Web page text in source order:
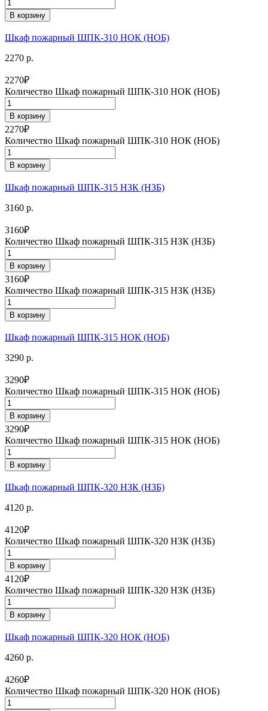
В корзину
Шкаф пожарный ШПК-310 НОК (НОБ)
2270 р.
2270₽
Количество Шкаф пожарный ШПК-310 НОК (НОБ)
В корзину
2270₽
Количество Шкаф пожарный ШПК-310 НОК (НОБ)
В корзину
Шкаф пожарный ШПК-315 НЗК (НЗБ)
3160 р.
3160₽
Количество Шкаф пожарный ШПК-315 НЗК (НЗБ)
В корзину
3160₽
Количество Шкаф пожарный ШПК-315 НЗК (НЗБ)
В корзину
Шкаф пожарный ШПК-315 НОК (НОБ)
3290 р.
3290₽
Количество Шкаф пожарный ШПК-315 НОК (НОБ)
В корзину
3290₽
Количество Шкаф пожарный ШПК-315 НОК (НОБ)
В корзину
Шкаф пожарный ШПК-320 НЗК (НЗБ)
4120 р.
4120₽
Количество Шкаф пожарный ШПК-320 НЗК (НЗБ)
В корзину
4120₽
Количество Шкаф пожарный ШПК-320 НЗК (НЗБ)
В корзину
Шкаф пожарный ШПК-320 НОК (НОБ)
4260 р.
4260₽
Количество Шкаф пожарный ШПК-320 НОК (НОБ)